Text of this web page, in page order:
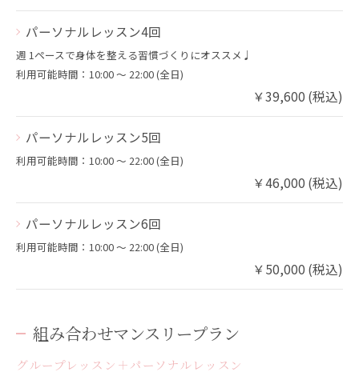
パーソナルレッスン4回
週 1ペースで身体を整える習慣づくりにオススメ♩
利用可能時間：10:00 〜 22:00 (全日)
￥39,600 (税込)
パーソナルレッスン5回
利用可能時間：10:00 〜 22:00 (全日)
￥46,000 (税込)
パーソナルレッスン6回
利用可能時間：10:00 〜 22:00 (全日)
￥50,000 (税込)
組み合わせマンスリープラン
グループレッスン＋パーソナルレッスン